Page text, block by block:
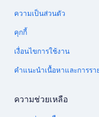
ความเป็นส่วนตัว
คุกกี้
เงื่อนไขการใช้งาน
คำแนะนำเนื้อหาและการรา
ความช่วยเหลือ